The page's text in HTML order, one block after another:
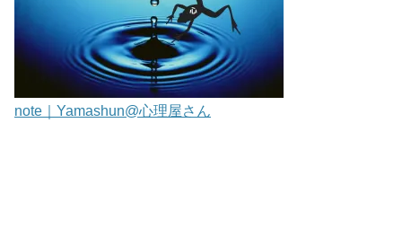
note｜Yamashun@心理屋さん